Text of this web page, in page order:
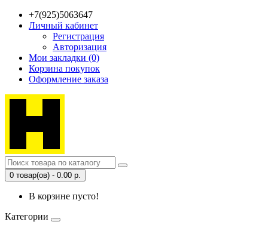
+7(925)5063647
Личный кабинет
Регистрация
Авторизация
Мои закладки (0)
Корзина покупок
Оформление заказа
0 товар(ов) - 0.00 р.
В корзине пусто!
Категории